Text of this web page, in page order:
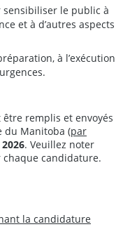
sensibiliser le public à
et à d’autres aspects
à l’exécution
remplis et envoyés
du Manitoba (par
. Veuillez noter
chaque candidature.
la candidature